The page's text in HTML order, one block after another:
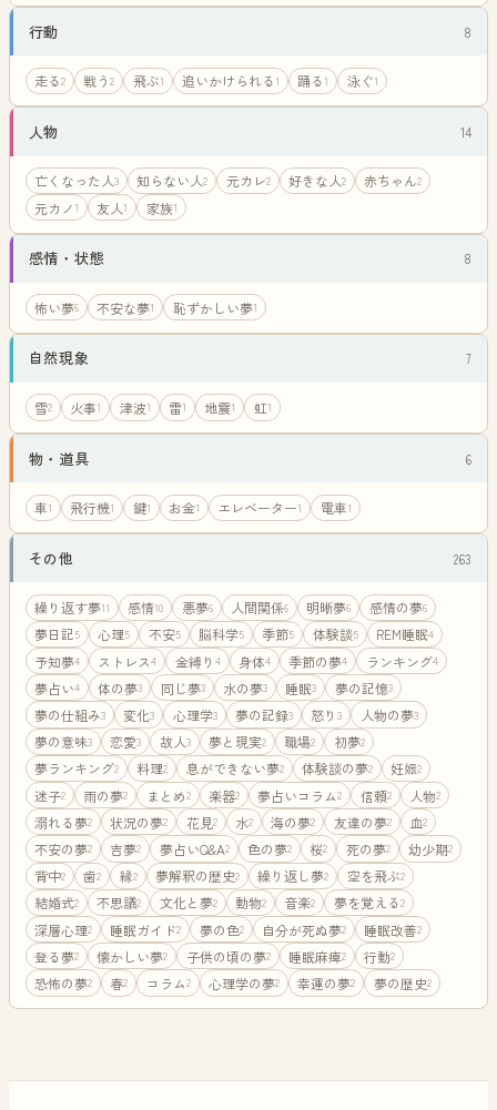
行動 8
走る2 戦う2 飛ぶ1 追いかけられる1 踊る1 泳ぐ1
人物 14
亡くなった人3 知らない人2 元カレ2 好きな人2 赤ちゃん2
元カノ1 友人1 家族1
感情・状態 8
怖い夢6 不安な夢1 恥ずかしい夢1
自然現象 7
雪2 火事1 津波1 雷1 地震1 虹1
物・道具 6
車1 飛行機1 鍵1 お金1 エレベーター1 電車1
その他 263
繰り返す夢11 感情10 悪夢6 人間関係6 明晰夢6 感情の夢6
夢日記5 心理5 不安5 脳科学5 季節5 体験談5 REM睡眠4
予知夢4 ストレス4 金縛り 4 身体4 季節の夢4 ランキング4
夢占い4 体の夢3 同じ夢3 水の夢3 睡眠3 夢の記憶3
夢の仕組み3 変化3 心理学3 夢の記録3 怒り3 人物の夢3
夢の意味3 恋愛3 故人3 夢と現実2 職場2 初夢2
夢ランキング2 料理2 息ができない夢2 体験談の夢2 妊娠2
迷子2 雨の夢2 まとめ2 楽器2 夢占いコラム2 信頼2 人物2
溺れる夢2 状況の夢2 花見2 水2 海の夢2 友達の夢2 血2
不安の夢2 吉夢2 夢占いQ&A2 色の夢2 桜2 死の夢2 幼少期2
背中2 歯2 縁2 夢解釈の歴史2 繰り返し夢2 空を飛ぶ2
結婚式2 不思議2 文化と夢2 動物2 音楽2 夢を覚える2
深層心理2 睡眠ガイド2 夢の色2 自分が死ぬ夢2 睡眠改善2
登る夢2 懐かしい夢2 子供の頃の夢2 睡眠麻痺2 行動2
恐怖の夢2 春2 コラム2 心理学の夢2 幸運の夢2 夢の歴史2